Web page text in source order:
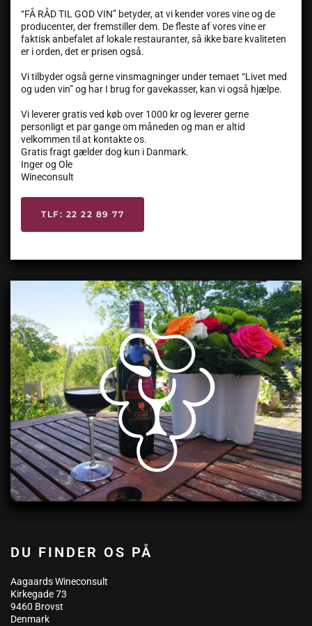
“FÅ RÅD TIL GOD VIN” betyder, at vi kender vores vine og de
producenter, der fremstiller dem. De fleste af vores vine er
faktisk anbefalet af lokale restauranter, så ikke bare kvaliteten
er i orden, det er prisen også.
Vi tilbyder også gerne vinsmagninger under temaet “Livet med
og uden vin” og har I brug for gavekasser, kan vi også hjælpe.
Vi leverer gratis ved køb over 1000 kr og leverer gerne
personligt et par gange om måneden og man er altid
velkommen til at kontakte os.
Gratis fragt gælder dog kun i Danmark.
Inger og Ole
Wineconsult
TLF: 22 22 89 77
DU FINDER OS PÅ
Aagaards Wineconsult
Kirkegade 73
9460 Brovst
Denmark